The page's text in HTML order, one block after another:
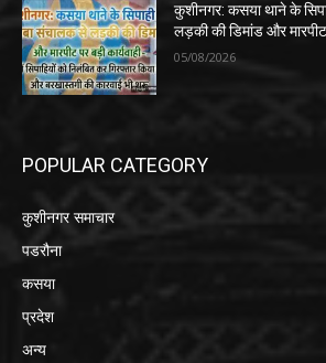
कुशीनगर: कसया थाने के
लड़की की डिमांड और मारपीट
05/08/2026
POPULAR CATEGORY
कुशीनगर समाचार
पडरौना
कसया
प्रदेश
अन्य